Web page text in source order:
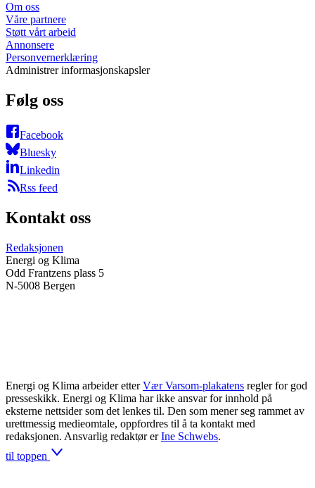
Om oss
Våre partnere
Støtt vårt arbeid
Annonsere
Personvernerklæring
Administrer informasjonskapsler
Følg oss
Facebook
Bluesky
Linkedin
Rss feed
Kontakt oss
Redaksjonen
Energi og Klima
Odd Frantzens plass 5
N-5008 Bergen
Energi og Klima arbeider etter Vær Varsom-plakatens regler for god
presseskikk. Energi og Klima har ikke ansvar for innhold på
eksterne nettsider som det lenkes til. Den som mener seg rammet av
urettmessig medieomtale, oppfordres til å ta kontakt med
redaksjonen. Ansvarlig redaktør er Ine Schwebs.
til toppen